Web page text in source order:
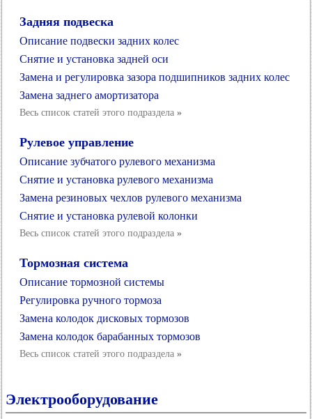
Задняя подвеска
Описание подвески задних колес
Снятие и установка задней оси
Замена и регулировка зазора подшипников задних колес
Замена заднего амортизатора
Весь список статей этого подраздела »
Рулевое управление
Описание зубчатого рулевого механизма
Снятие и установка рулевого механизма
Замена резиновых чехлов рулевого механизма
Снятие и установка рулевой колонки
Весь список статей этого подраздела »
Тормозная система
Описание тормозной системы
Регулировка ручного тормоза
Замена колодок дисковых тормозов
Замена колодок барабанных тормозов
Весь список статей этого подраздела »
Электрооборудование